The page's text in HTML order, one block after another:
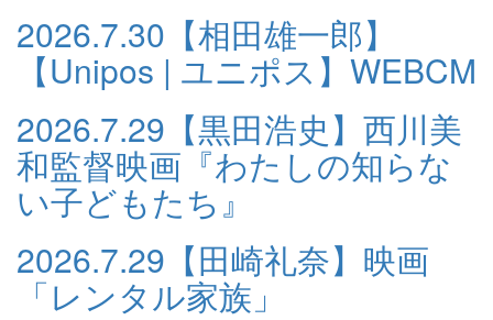
2026.7.30 【相田雄一郎】
【Unipos | ユニポス】WEBCM
2026.7.29 【黒田浩史】西川美
和監督映画『わたしの知らな
い子どもたち』
2026.7.29 【田崎礼奈】映画
「レンタル家族」